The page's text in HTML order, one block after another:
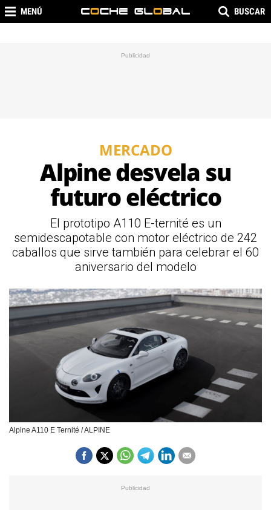
MENÚ BUSCAR
MERCADO
Alpine desvela su
futuro eléctrico
El prototipo A110 E-ternité es un
semidescapotable con motor eléctrico de 242
caballos que sirve también para celebrar el 60
aniversario del modelo
Alpine A110 E Ternité / ALPINE